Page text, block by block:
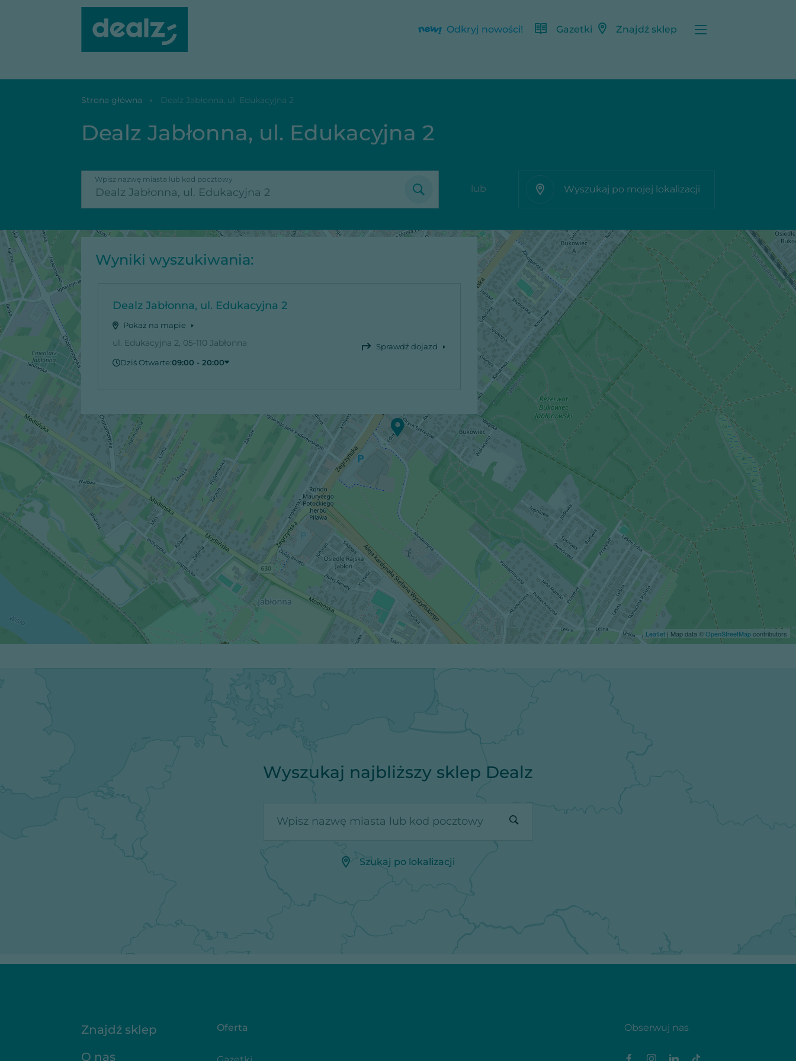
Odkryj nowości! Gazetki Znajdź sklep
Dealz Jabłonna, ul. Edukacyjna 2
Strona główna Dealz Jabłonna, ul. Edukacyjna 2
Dealz Jabłonna, ul. Edukacyjna 2
Wpisz nazwę miasta lub kod pocztowy
lub Wyszukaj po mojej lokalizacji
Wyniki wyszukiwania:
Dealz Jabłonna, ul. Edukacyjna 2
Pokaż na mapie
ul. Edukacyjna 2, 05-110 Jabłonna
Sprawdź dojazd
Dziś Otwarte:09:00 - 20:00
Niedziela
Zamknięte
Poniedziałek
09:00 - 20:00
Wtorek
09:00 - 20:00
09:00 - 20:00
Leaflet | Map data ©OpenStreetMapcontributors
Wyszukaj najbliższy sklep Dealz
Wpisz nazwę miasta lub kod pocztowy
Szukaj po lokalizacji
Znajdź sklep
O nas
Oferta Obserwuj nas